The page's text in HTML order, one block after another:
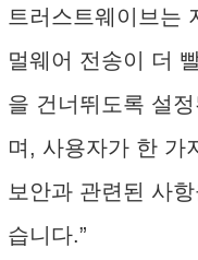
트러스트웨이브는
멀웨어 전송이 더
을 건너뛰도록 설
며, 사용자가 한 가
보안과 관련된 사
습니다.”